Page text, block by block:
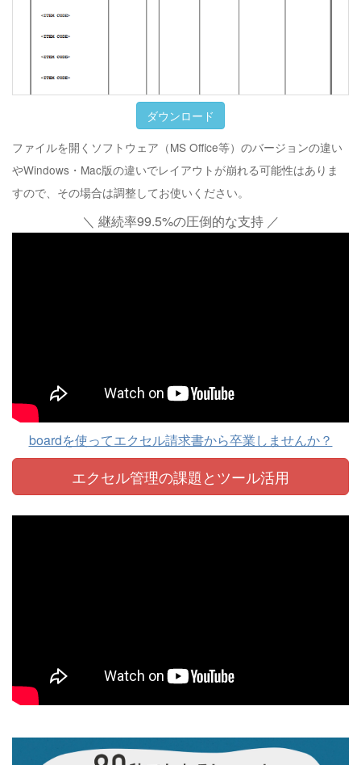
ダウンロード
ファイルを開くソフトウェア（MS Office等）のバージョンの違い
やWindows・Mac版の違いでレイアウトが崩れる可能性はありま
すので、その場合は調整してお使いください。
＼ 継続率99.5%の圧倒的な支持 ／
boardを使ってエクセル請求書から卒業しませんか？
エクセル管理の課題とツール活用